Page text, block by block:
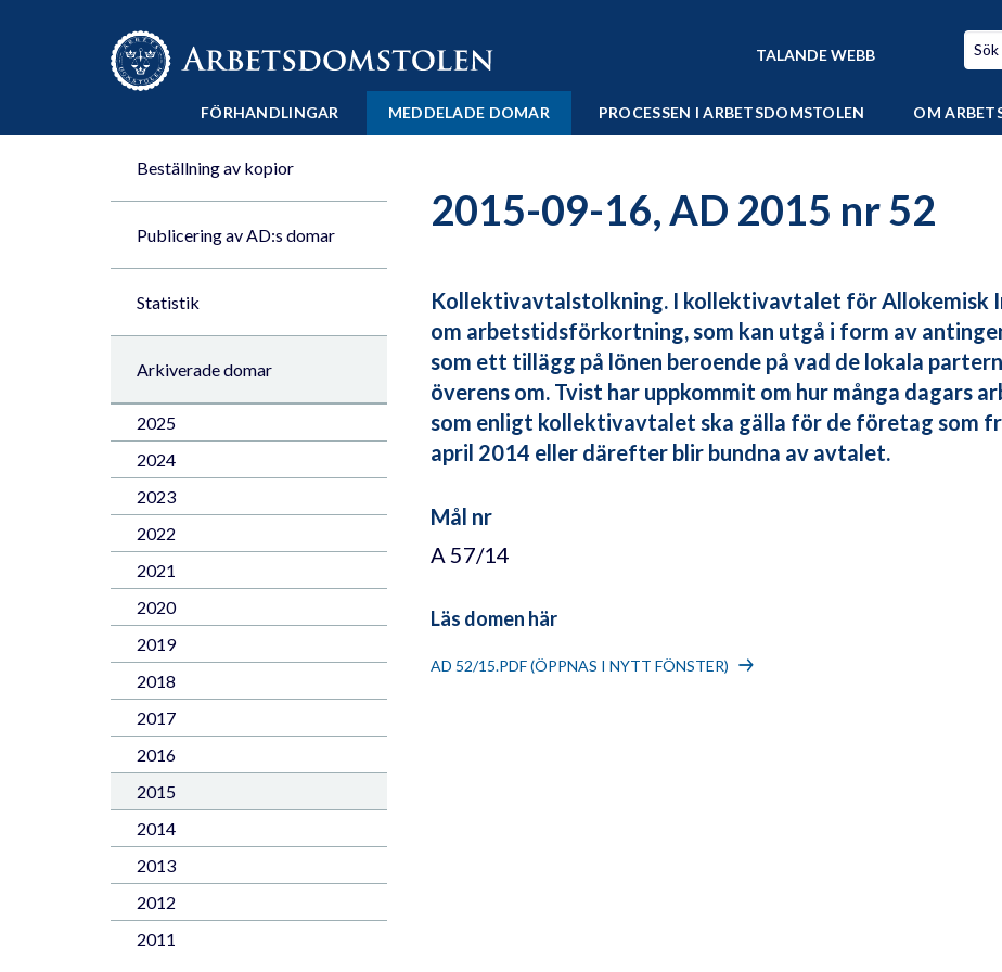
Till innehåll på sidan x
TALANDE WEBB
FÖRHANDLINGAR MEDDELADE DOMAR PROCESSEN I ARBETSDOMSTOLEN OM
Beställning av kopior
Publicering av AD:s domar
Statistik
Arkiverade domar
2025
2024
2023
2022
2021
2020
2019
2018
2017
2016
2015
2014
2013
2012
2011
2015-09-16, AD 2015 nr 52
Kollektivavtalstolkning. I kollektivavtalet för Allokemisk
om arbetstidsförkortning, som kan utgå i form av
som ett tillägg på lönen beroende på vad de lokala
överens om. Tvist har uppkommit om hur många dagars
som enligt kollektivavtalet ska gälla för de företag som
april 2014 eller därefter blir bundna av avtalet.
Mål nr
A 57/14
Läs domen här
AD 52/15.PDF (ÖPPNAS I NYTT FÖNSTER)